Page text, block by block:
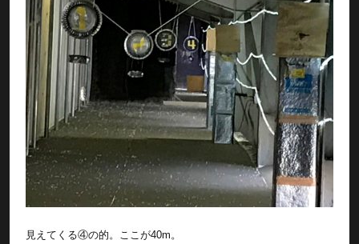
見えてくる④の的。ここが40m。